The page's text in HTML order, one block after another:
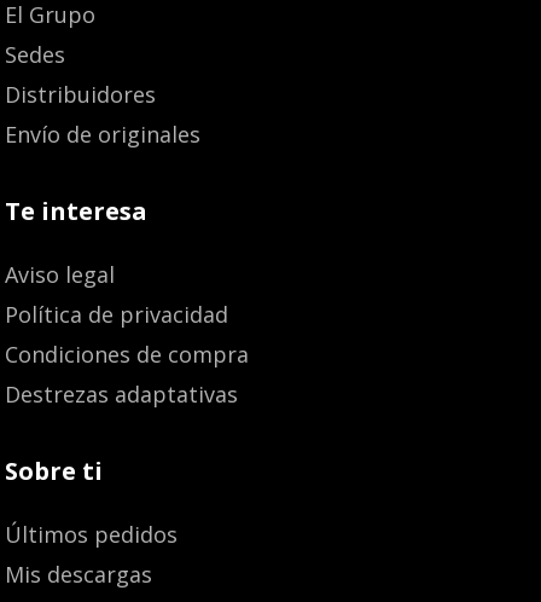
El Grupo
Sedes
Distribuidores
Envío de originales
Te interesa
Aviso legal
Política de privacidad
Condiciones de compra
Destrezas adaptativas
Sobre ti
Últimos pedidos
Mis descargas